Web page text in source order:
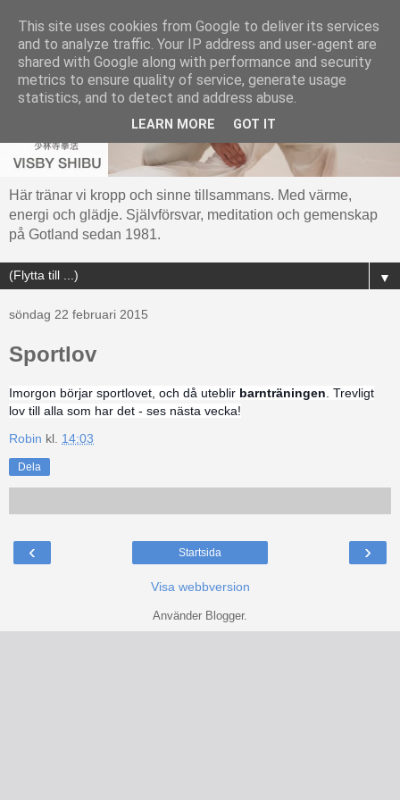
Här tränar vi kropp och sinne tillsammans. Med värme,
energi och glädje. Självförsvar, meditation och gemenskap
på Gotland sedan 1981.
▼
söndag 22 februari 2015
Sportlov
Imorgon börjar sportlovet, och då uteblir barnträningen . Trevligt
lov till alla som har det - ses nästa vecka!
Robin kl. 14:03
Dela
‹ ›
Startsida
Visa webbversion
Använder Blogger.
This site uses cookies from Google to deliver its services
and to analyze traffic. Your IP address and user-agent are
shared with Google along with performance and security
metrics to ensure quality of service, generate usage
statistics, and to detect and address abuse.
LEARN MORE GOT IT